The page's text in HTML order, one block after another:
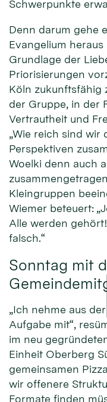
Schwerpunkte
Denn darum gehe
Evangelium
Grundlage der
Priorisierungen
Köln zukunftsfähig
der Gruppe, in der
Vertrautheit und
„Wie reich sind
Perspektiven
Woelki denn auch
Kleingruppen
Wiemer beteuert:
Alle werden
falsch.“
Sonntag mit
„Ich nehme aus
Aufgabe mit“,
im neu
Einheit Oberberg
gemeinsamen
wir offenere
Formate finden